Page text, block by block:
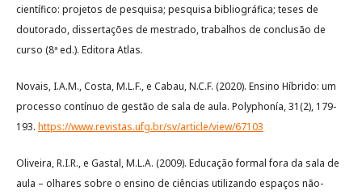
científico: projetos de pesquisa; pesquisa bibliográfica; teses de
doutorado, dissertações de mestrado, trabalhos de conclusão de
curso (8ª ed.). Editora Atlas.
Novais, I.A.M., Costa, M.L.F., e Cabau, N.C.F. (2020). Ensino Híbrido: um
processo contínuo de gestão de sala de aula. Polyphonía, 31(2), 179-
193. https://www.revistas.ufg.br/sv/article/view/67103
Oliveira, R.I.R., e Gastal, M.L.A. (2009). Educação formal fora da sala de
aula – olhares sobre o ensino de ciências utilizando espaços não-